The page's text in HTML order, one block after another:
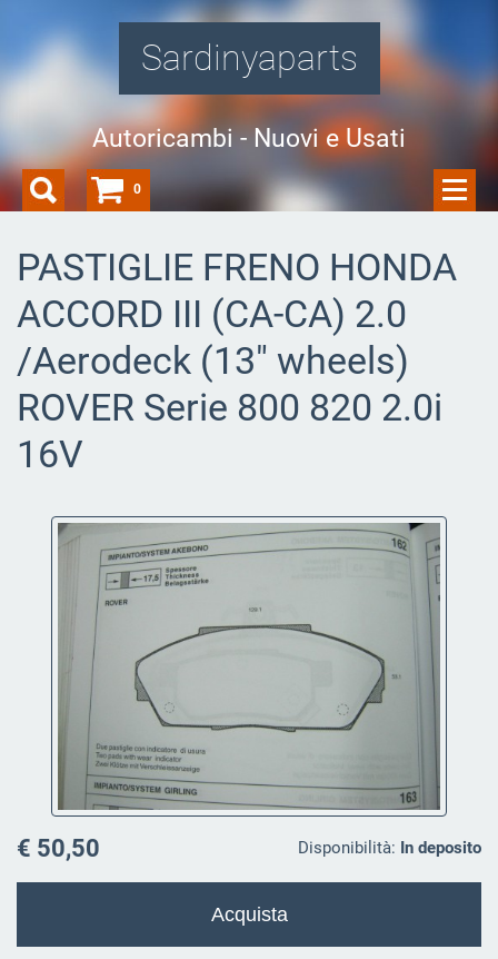
Sardinyaparts
Autoricambi - Nuovi e Usati
PASTIGLIE FRENO HONDA
ACCORD III (CA-CA) 2.0
/Aerodeck (13" wheels)
ROVER Serie 800 820 2.0i
16V
Disponibilità: In deposito
€ 50,50
0